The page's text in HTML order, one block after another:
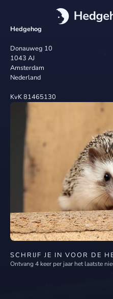
Hedgehog
Donauweg 10
1043 AJ
Amsterdam
Nederland
KvK 81465130
SCHRIJF JE IN VOOR DE
Ontvang 4 keer per jaar het laatste